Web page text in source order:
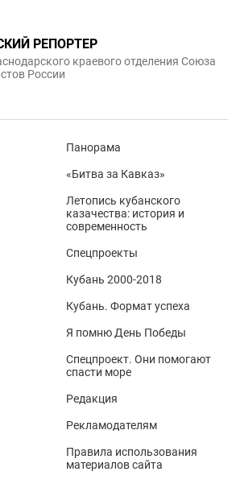
РЕПОРТЕР
краевого отделения Союза
России
Панорама
«Битва за Кавказ»
Летопись кубанского
казачества: история и
современность
Спецпроекты
Кубань 2000-2018
Кубань. Формат успеха
Я помню День Победы
Спецпроект. Они помогают
спасти море
Редакция
Рекламодателям
Правила использования
материалов сайта